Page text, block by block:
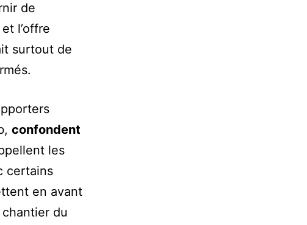
de
l’offre
surtout de
confondent
les
certains
en avant
du